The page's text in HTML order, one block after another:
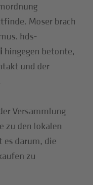
Moser brach
hds-
hingegen betonte,
und der
Versammlung
zu den lokalen
es darum, die
zu